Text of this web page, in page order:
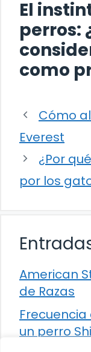
El
perros:
como
Cómo
Everest
¿Por
por los
American
de Razas
un perro